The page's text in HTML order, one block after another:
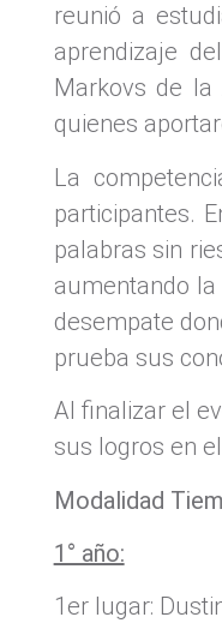
reunió a
aprendizaje
Markovs de la
quienes
La
participantes.
palabras sin
aumentando
desempate
prueba sus
Al finalizar el
sus logros en
Modalidad
1° año:
1er lugar: